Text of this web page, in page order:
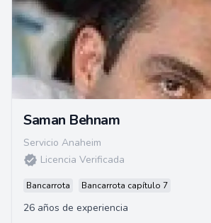
Saman Behnam
Servicio Anaheim
Licencia Verificada
Bancarrota Bancarrota capítulo 7
26 años de experiencia